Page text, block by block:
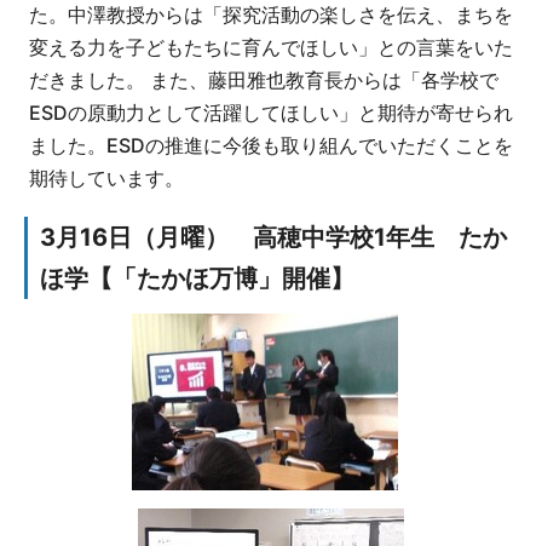
た。中澤教授からは「探究活動の楽しさを伝え、まちを
変える力を子どもたちに育んでほしい」との言葉をいた
だきました。 また、藤田雅也教育長からは「各学校で
ESDの原動力として活躍してほしい」と期待が寄せられ
ました。ESDの推進に今後も取り組んでいただくことを
期待しています。
3月16日（月曜） 高穂中学校1年生 たか
ほ学【「たかほ万博」開催】